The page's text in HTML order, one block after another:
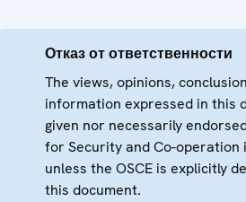
Отказ от ответственности
The views, opinions,
information expressed in this
given nor necessarily
for Security and Co-operation
unless the OSCE is explicitly
this document.